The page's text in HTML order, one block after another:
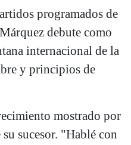
programados de
debute como
internacional de la
y principios de
mostrado por
sucesor. "Hablé con